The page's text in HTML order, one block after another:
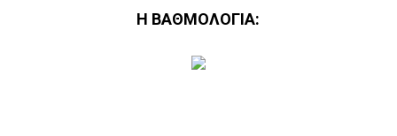
Η ΒΑΘΜΟΛΟΓΙΑ: